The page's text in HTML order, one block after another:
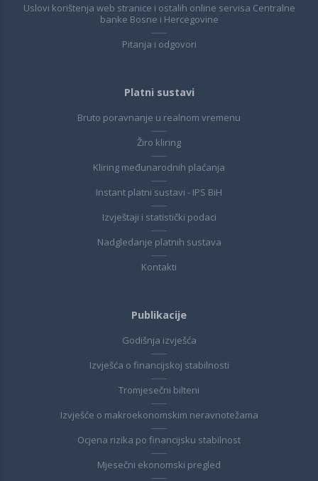
Uslovi korištenja web stranice i ostalih online servisa Centralne
banke Bosne i Hercegovine
Pitanja i odgovori
Platni sustavi
Bruto poravnanje u realnom vremenu
Žiro kliring
Kliring međunarodnih plaćanja
Instant platni sustavi - IPS BiH
Izvještaji i statistički podaci
Nadgledanje platnih sustava
Kontakti
Publikacije
Godišnja izvješća
Izvješća o financijskoj stabilnosti
Tromjesečni bilteni
Izvješće o makroekonomskim neravnotežama
Ocjena rizika po financijsku stabilnost
Mjesečni ekonomski pregled